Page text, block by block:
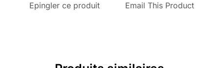
Epingler ce produit Email This Product